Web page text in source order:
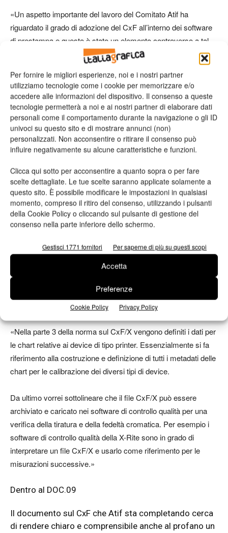
Per fornire le migliori esperienze, noi e i nostri partner
utilizziamo tecnologie come i cookie per memorizzare e/o
accedere alle informazioni del dispositivo. Il consenso a queste
tecnologie permetterà a noi e ai nostri partner di elaborare dati
personali come il comportamento durante la navigazione o gli ID
univoci su questo sito e di mostrare annunci (non)
personalizzati. Non acconsentire o ritirare il consenso può
influire negativamente su alcune caratteristiche e funzioni.
Clicca qui sotto per acconsentire a quanto sopra o per fare
scelte dettagliate. Le tue scelte saranno applicate solamente a
questo sito. È possibile modificare le impostazioni in qualsiasi
momento, compreso il ritiro del consenso, utilizzando i pulsanti
della Cookie Policy o cliccando sul pulsante di gestione del
consenso nella parte inferiore dello schermo.
Gestisci 1771 fornitori Per saperne di più su questi scopi
Accetta
Preferenze
Cookie Policy Privacy Policy
«Un aspetto importante del lavoro del Comitato Atif ha
riguardato il grado di adozione del CxF all’interno dei software
di prestampa e questo è stato un elemento controverso a tal
punto che abbiamo anche dovuto togliere il capitolo relativo dal
documento. Infatti allo stato attuale sono pochissimi i
programmi che hanno la capacità di interpretare il formato
rispettando quanto specificato dalla norma ISO; inoltre
abbiamo avuto anche qualche problema ad avere delle
risposte esaustive da parte delle software house, segno che
l’argomento è troppo recente per una sua diffusione nei
prodotti.
«La norma ISO 17972-1:2015 si compone di più parti; a livello
di normazione laparte 4 (CxF/X-4)è definita e pubblicata,
però, data la sua natura tecnica che descrive le modalità di
scambio dei dati di caratterizzazione per i colori speciali, è
abbastanza complicata e per questo manca ancora una
descritte i protocolli e le modalità di definizione delle chart per
l’acquisizione dei colori per i device tipo scanner affiancandosi
alla norma ISO 12641-1:2016 Graphic technology — Prepress
digital data exchange — Colour targets for input scanner
«Nella parte 3 della norma sul CxF/X vengono definiti i dati per
le chart relative ai device di tipo printer. Essenzialmente si fa
riferimento alla costruzione e definizione di tutti i metadati delle
chart per le calibrazione dei diversi tipi di device.
Da ultimo vorrei sottolineare che il file CxF/X può essere
archiviato e caricato nei software di controllo qualità per una
verifica della tiratura e della fedeltà cromatica. Per esempio i
software di controllo qualità della X-Rite sono in grado di
interpretare un file CxF/X e usarlo come riferimento per le
misurazioni successive.»
Dentro al DOC.09
Il documento sul CxF che Atif sta completando cerca
di rendere chiaro e comprensibile anche al profano un